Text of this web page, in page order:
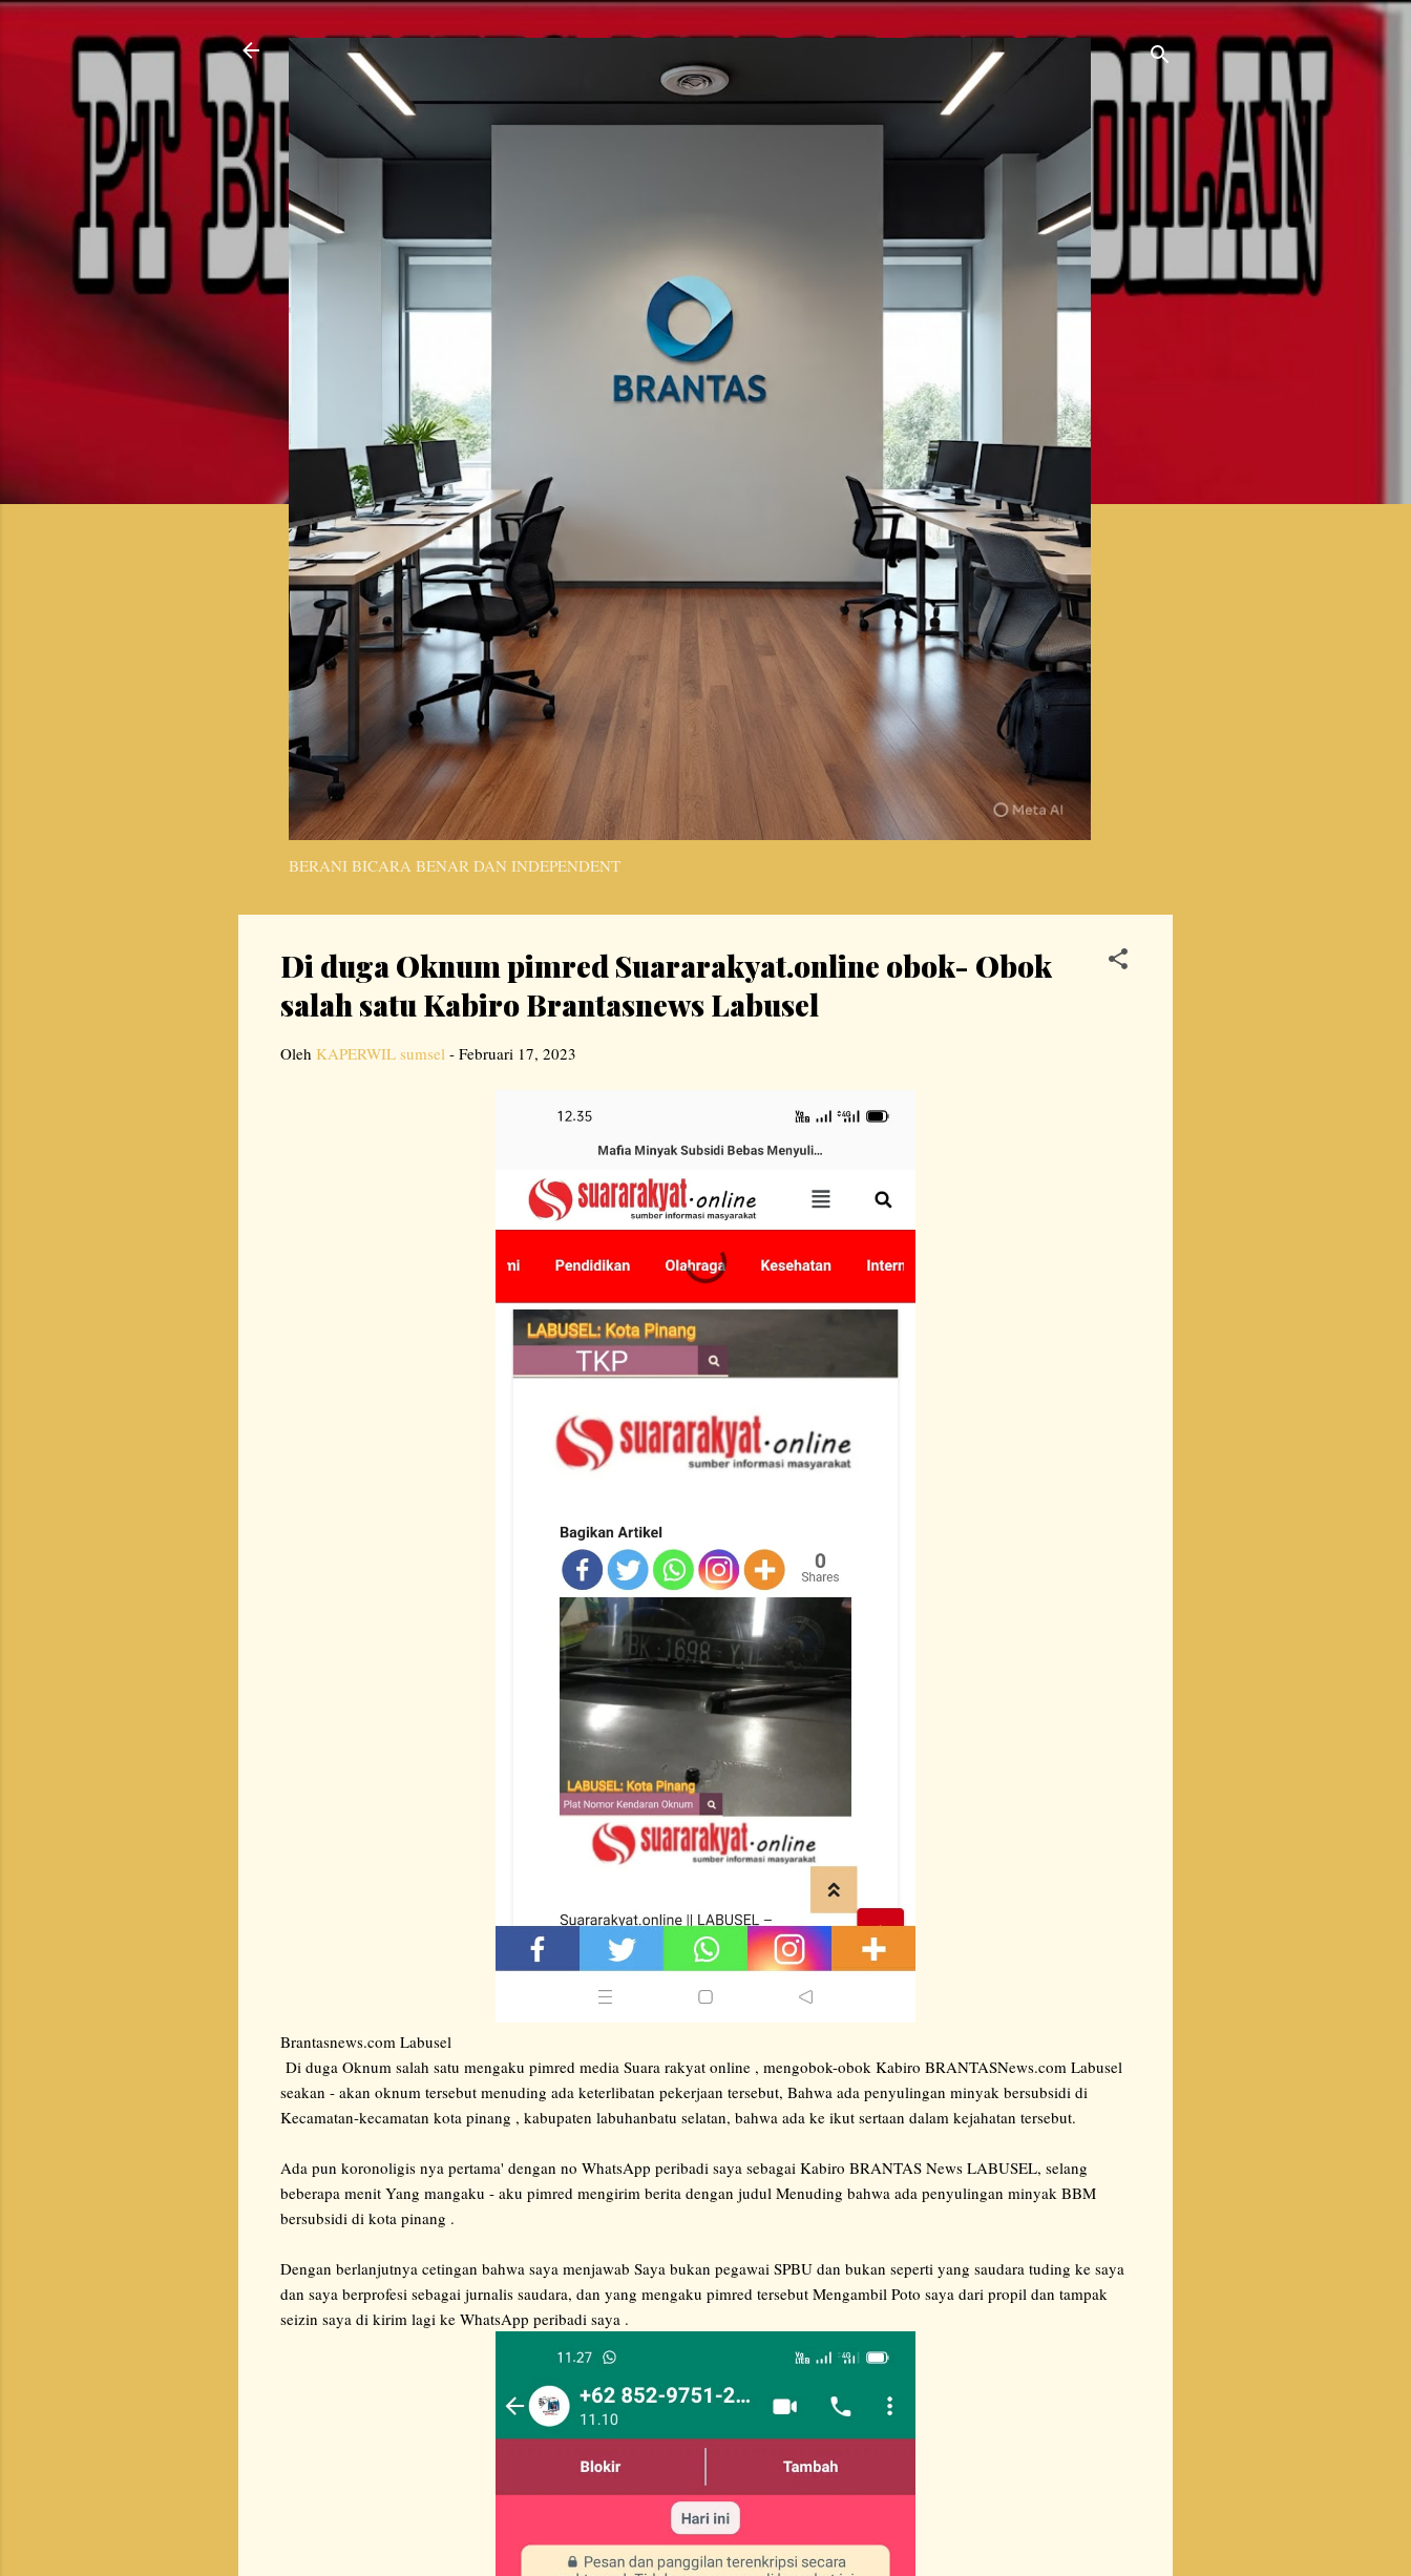
BERANI BICARA BENAR DAN INDEPENDENT
Di duga Oknum pimred Suararakyat.online obok- Obok
salah satu Kabiro Brantasnews Labusel
Oleh KAPERWIL sumsel - Februari 17, 2023
Brantasnews.com Labusel
Di duga Oknum salah satu mengaku pimred media Suara rakyat online , mengobok-obok Kabiro BRANTASNews.com Labusel
seakan - akan oknum tersebut menuding ada keterlibatan pekerjaan tersebut, Bahwa ada penyulingan minyak bersubsidi di
Kecamatan-kecamatan kota pinang , kabupaten labuhanbatu selatan, bahwa ada ke ikut sertaan dalam kejahatan tersebut.
Ada pun koronoligis nya pertama' dengan no WhatsApp peribadi saya sebagai Kabiro BRANTAS News LABUSEL, selang
beberapa menit Yang mangaku - aku pimred mengirim berita dengan judul Menuding bahwa ada penyulingan minyak BBM
bersubsidi di kota pinang .
Dengan berlanjutnya cetingan bahwa saya menjawab Saya bukan pegawai SPBU dan bukan seperti yang saudara tuding ke saya
dan saya berprofesi sebagai jurnalis saudara, dan yang mengaku pimred tersebut Mengambil Poto saya dari propil dan tampak
seizin saya di kirim lagi ke WhatsApp peribadi saya .